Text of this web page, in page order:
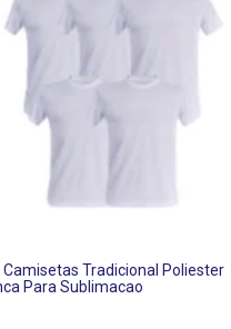
Camisetas Tradicional Poliester
Para Sublimacao